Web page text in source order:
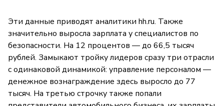
Эти данные приводят аналитики hh.ru. Также
значительно выросла зарплата у специалистов по
безопасности. На 12 процентов — до 66,5 тысяч
рублей. Замыкают тройку лидеров сразу три отрасли
с одинаковой динамикой: управление персоналом —
денежное вознаграждение здесь выросло до 77
тысяч. На третью строчку также попали